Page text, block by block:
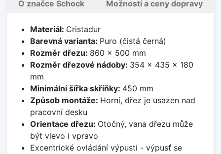
O značce Schock Možnosti a ceny dopravy
Materiál: Cristadur
Barevná varianta: Puro (čistá černá)
Rozměr dřezu: 860 x 500 mm
Rozměr dřezové nádoby: 354 x 435 x 180
mm
Minimální šířka skříňky: 450 mm
Způsob montáže: Horní, dřez je usazen nad
pracovní desku
Orientace dřezu: Otočný, vana dřezu může
být vlevo i vpravo
Excentrické ovládání výpusti - výpusť se